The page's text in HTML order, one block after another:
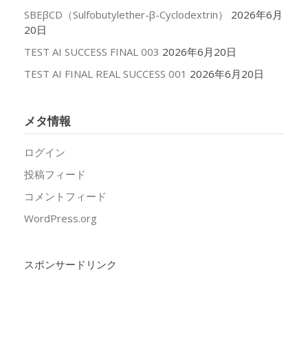
SBEβCD（Sulfobutylether-β-Cyclodextrin）
2026年6月
20日
TEST AI SUCCESS FINAL 003 2026年6月20日
TEST AI FINAL REAL SUCCESS 001 2026年6月20日
メタ情報
ログイン
投稿フィード
コメントフィード
WordPress.org
スポンサードリンク